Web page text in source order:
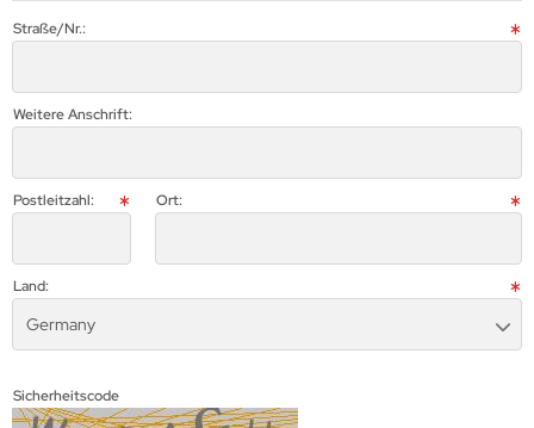
Straße/Nr.:
Weitere Anschrift:
Postleitzahl: Ort:
Land:
Germany
Sicherheitscode